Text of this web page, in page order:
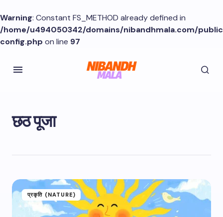
Warning: Constant FS_METHOD already defined in
/home/u494050342/domains/nibandhmala.com/
config.php on line 97
छठ पूजा
प्रकृति (NATURE)